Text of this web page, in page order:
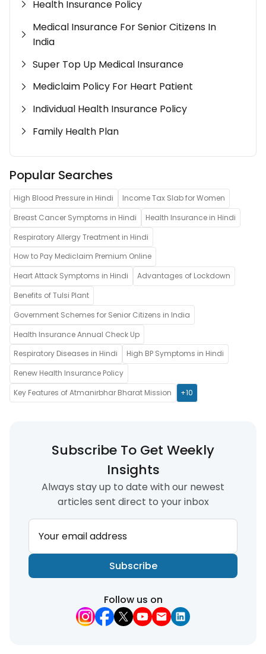
Health Insurance Policy
Medical Insurance For Senior Citizens In
India
Super Top Up Medical Insurance
Mediclaim Policy For Heart Patient
Individual Health Insurance Policy
Family Health Plan
Popular Searches
High Blood Pressure in Hindi
Income Tax Slab for Women
Breast Cancer Symptoms in Hindi
Health Insurance in Hindi
Respiratory Allergy Treatment in Hindi
How to Pay Mediclaim Premium Online
Heart Attack Symptoms in Hindi
Advantages of Lockdown
Benefits of Tulsi Plant
Government Schemes for Senior Citizens in India
Health Insurance Annual Check Up
Respiratory Diseases in Hindi
High BP Symptoms in Hindi
Renew Health Insurance Policy
Key Features of Atmanirbhar Bharat Mission
+10
Subscribe To Get Weekly
Insights
Always stay up to date with our newest
articles sent direct to your inbox
Your email address
Subscribe
Follow us on